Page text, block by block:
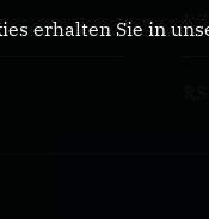
erhalten Sie in